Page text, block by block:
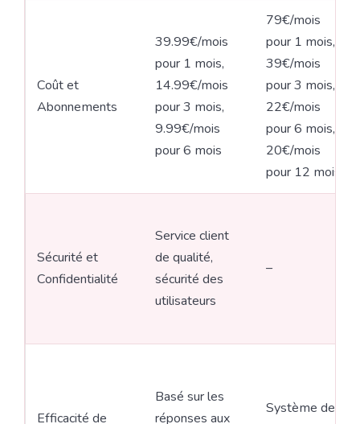
Coût et
Abonnements
39.99€/mois
pour 1 mois,
14.99€/mois
pour 3 mois,
9.99€/mois
pour 6 mois
79€/mois
pour 1 mois,
39€/mois
pour 3 mois,
22€/mois
pour 6 mois,
20€/mois
pour 12 mois
Sécurité et
Confidentialité
Service client
de qualité,
sécurité des
utilisateurs
–
Efficacité de
Basé sur les
réponses aux
Système de